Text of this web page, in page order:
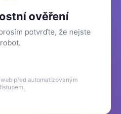
ověření
potvrďte, že nejste
robot.
před automatizovaným